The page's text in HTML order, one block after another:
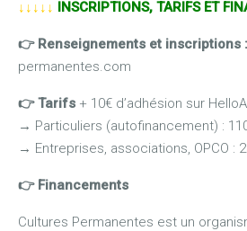
↓↓↓↓↓ INSCRIPTIONS, TARIFS ET
👉 Renseignements et inscriptions :
permanentes.com
👉Tarifs + 10€ d’adhésion sur
→ Particuliers (autofinancement) :
→ Entreprises, associations, OPCO :
👉 Financements
Cultures Permanentes est un